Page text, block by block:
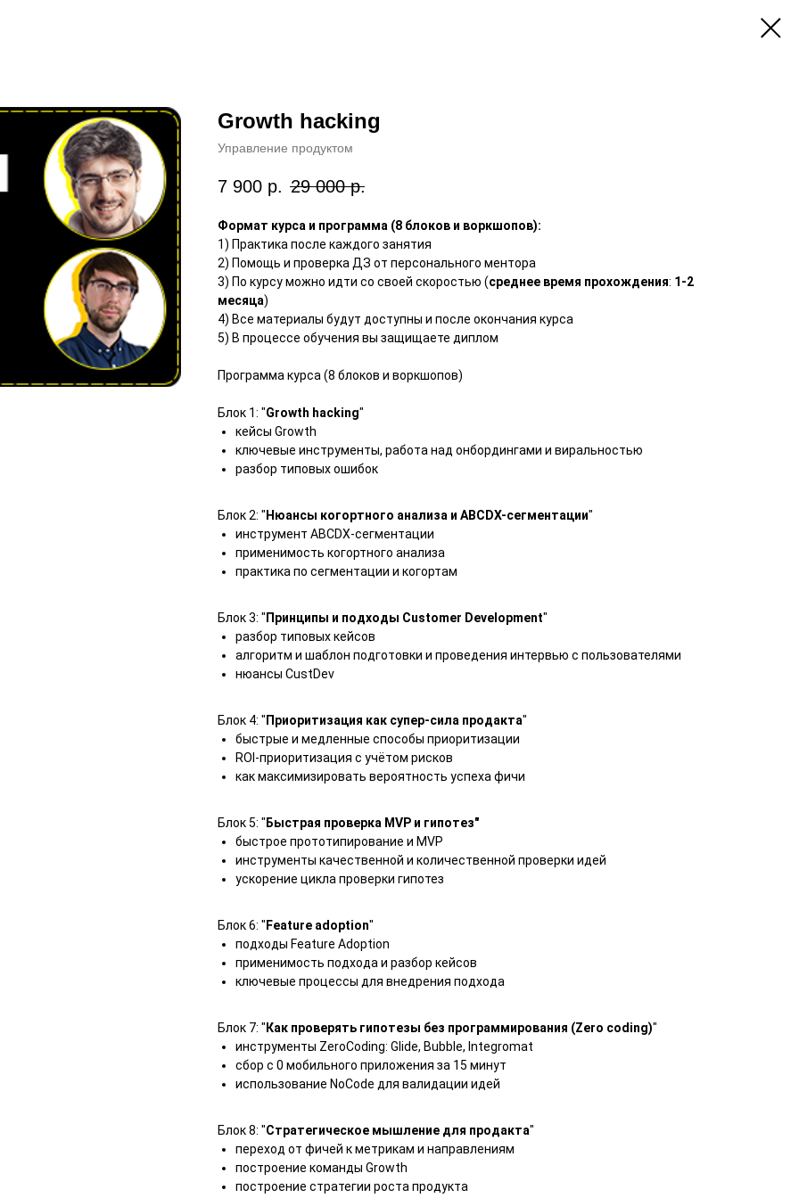
Growth hacking
Управление продуктом
7 900 р. 29 000 р.
Формат курса и программа (8 блоков и воркшопов):
1) Практика после каждого занятия
2) Помощь и проверка ДЗ от персонального ментора
3) По курсу можно идти со своей скоростью (среднее время прохождения: 1-2
месяца)
4) Все материалы будут доступны и после окончания курса
5) В процессе обучения вы защищаете диплом
Программа курса (8 блоков и воркшопов)
Блок 1: "Growth hacking"
кейсы Growth
ключевые инструменты, работа над онбордингами и виральностью
разбор типовых ошибок
Блок 2: " Нюансы когортного анализа и ABCDX-сегментации"
инструмент ABCDX-сегментации
применимость когортного анализа
практика по сегментации и когортам
Блок 3: " Принципы и подходы Customer Development"
разбор типовых кейсов
алгоритм и шаблон подготовки и проведения интервью с пользователями
нюансы CustDev
Блок 4: " Приоритизация как супер-сила продакта"
быстрые и медленные способы приоритизации
ROI-приоритизация с учётом рисков
как максимизировать вероятность успеха фичи
Блок 5: " Быстрая проверка MVP и гипотез"
быстрое прототипирование и MVP
инструменты качественной и количественной проверки идей
ускорение цикла проверки гипотез
Блок 6: " Feature adoption"
подходы Feature Adoption
применимость подхода и разбор кейсов
ключевые процессы для внедрения подхода
Блок 7: " Как проверять гипотезы без программирования (Zero coding)"
инструменты ZeroCoding: Glide, Bubble, Integromat
сбор с 0 мобильного приложения за 15 минут
использование NoCode для валидации идей
Блок 8: "Стратегическое мышление для продакта"
переход от фичей к метрикам и направлениям
построение команды Growth
построение стратегии роста продукта